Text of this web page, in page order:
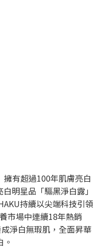
擁有超過100年肌膚亮白
明星品「驅黑淨白露」
持續以尖端科技引領
市場中連續18年熱銷
淨白無瑕肌，全面昇華